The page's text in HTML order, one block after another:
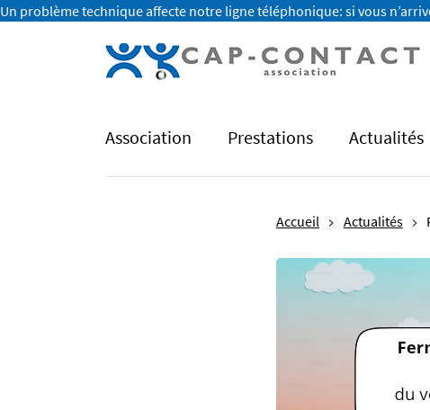
Un problème technique affecte notre ligne téléphonique: si vous
Association Prestations Actualités
Accueil Actualités